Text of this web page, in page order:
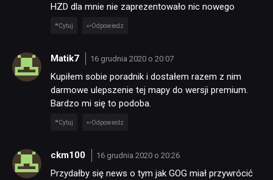
HZD dla mnie nie zaprezentowało nic nowego
Cytuj Odpowiedz
Matik7 16 grudnia 2020 o 20:07
Kupiłem sobie poradnik i dostałem razem z nim
darmowe ulepszenie tej mapy do wersji premium.
Bardzo mi się to podoba.
Cytuj Odpowiedz
ckm100 16 grudnia 2020 o 20:26
Przydałby się news o tym jak GOG miał przywrócić